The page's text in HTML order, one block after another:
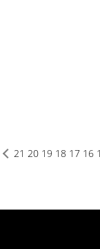
16
17
18
19
20
21